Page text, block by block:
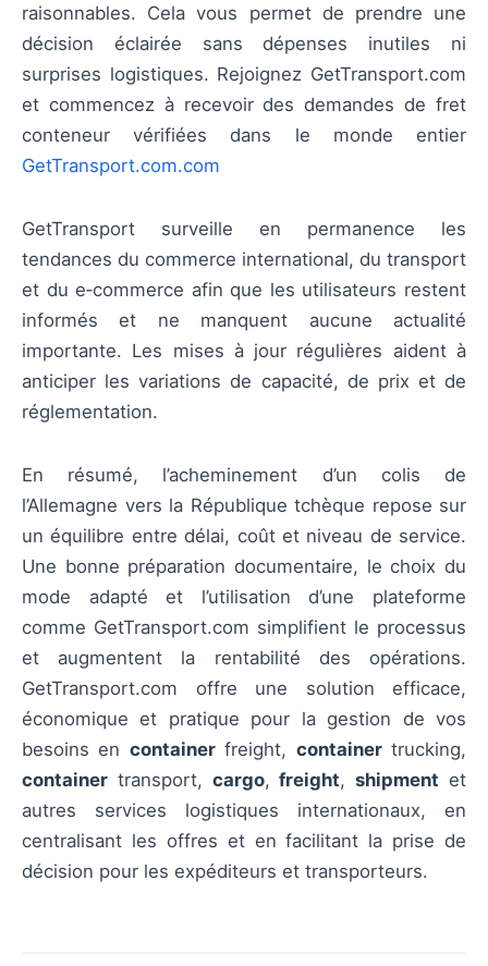
raisonnables. Cela vous permet de prendre une
décision éclairée sans dépenses inutiles ni
surprises logistiques. Rejoignez GetTransport.com
et commencez à recevoir des demandes de fret
conteneur vérifiées dans le monde entier
GetTransport.com.com
GetTransport surveille en permanence les
tendances du commerce international, du transport
et du e‑commerce afin que les utilisateurs restent
informés et ne manquent aucune actualité
importante. Les mises à jour régulières aident à
anticiper les variations de capacité, de prix et de
réglementation.
En résumé, l’acheminement d’un colis de
l’Allemagne vers la République tchèque repose sur
un équilibre entre délai, coût et niveau de service.
Une bonne préparation documentaire, le choix du
mode adapté et l’utilisation d’une plateforme
comme GetTransport.com simplifient le processus
et augmentent la rentabilité des opérations.
GetTransport.com offre une solution efficace,
économique et pratique pour la gestion de vos
besoins en containerfreight, containertrucking,
container transport, cargo,freight,shipment et
autres services logistiques internationaux, en
centralisant les offres et en facilitant la prise de
décision pour les expéditeurs et transporteurs.